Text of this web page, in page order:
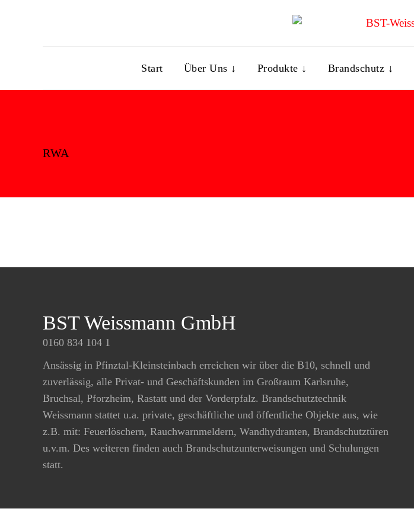
Start Über Uns ↓ Produkte ↓ Brandschutz ↓
RWA
BST Weissmann GmbH
0160 834 104 1
Ansässig in Pfinztal-Kleinsteinbach erreichen wir über die B10, schnell und
zuverlässig, alle Privat- und Geschäftskunden im Großraum Karlsruhe,
Bruchsal, Pforzheim, Rastatt und der Vorderpfalz. Brandschutztechnik
Weissmann stattet u.a. private, geschäftliche und öffentliche Objekte aus, wie
z.B. mit: Feuerlöschern, Rauchwarnmeldern, Wandhydranten, Brandschutztüren
u.v.m. Des weiteren finden auch Brandschutzunterweisungen und Schulungen
statt.